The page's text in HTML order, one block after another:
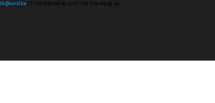
| T +32 (0)9 265 93 50 | F +32 (0)9 265 93 49